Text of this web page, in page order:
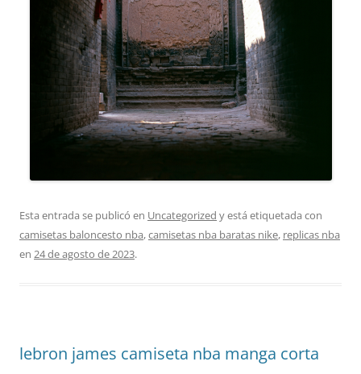
Esta entrada se publicó en Uncategorized y está etiquetada con
camisetas baloncesto nba,camisetas nba baratas nike, replicas nba
en 24 de agosto de 2023.
lebron james camiseta nba manga corta